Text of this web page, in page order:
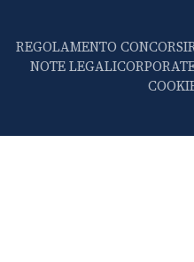
REGOLAMENTO CONCORSI
NOTE LEGALI